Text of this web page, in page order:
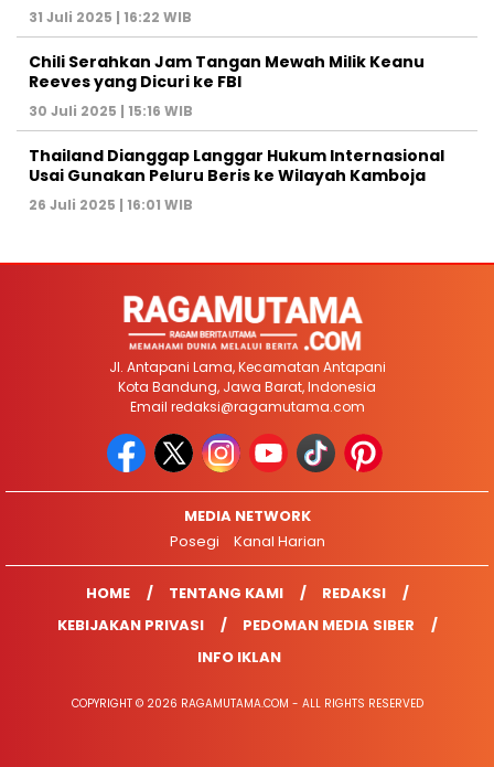
31 Juli 2025 | 16:22 WIB
Chili Serahkan Jam Tangan Mewah Milik Keanu
Reeves yang Dicuri ke FBI
30 Juli 2025 | 15:16 WIB
Thailand Dianggap Langgar Hukum Internasional
Usai Gunakan Peluru Beris ke Wilayah Kamboja
26 Juli 2025 | 16:01 WIB
Jl. Antapani Lama, Kecamatan Antapani
Kota Bandung, Jawa Barat, Indonesia
Email redaksi@ragamutama.com
MEDIA NETWORK
Posegi
Kanal Harian
HOME TENTANG KAMI
REDAKSI
KEBIJAKAN PRIVASI
PEDOMAN MEDIA SIBER
INFO IKLAN
COPYRIGHT © 2026 RAGAMUTAMA.COM - ALL RIGHTS RESERVED